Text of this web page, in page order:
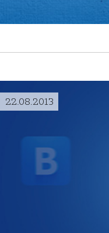
22.08.2013